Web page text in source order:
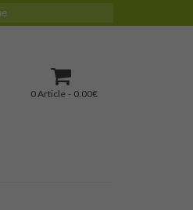
0 Article
0.00€